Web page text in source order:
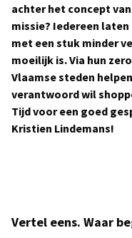
achter het concept
missie? Iedereen
met een stuk minder
moeilijk is. Via hun
Vlaamse steden
verantwoord wil
Tijd voor een goed
Kristien Lindemans!
Vertel eens. Waar